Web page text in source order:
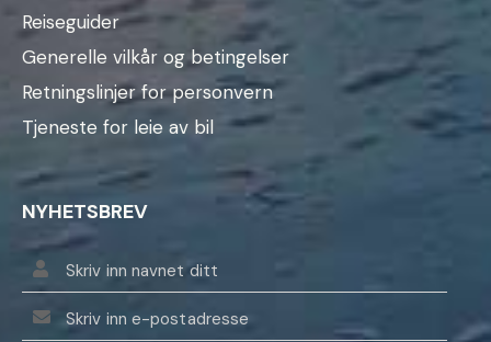
Reiseguider
Generelle vilkår og betingelser
Retningslinjer for personvern
Tjeneste for leie av bil
NYHETSBREV